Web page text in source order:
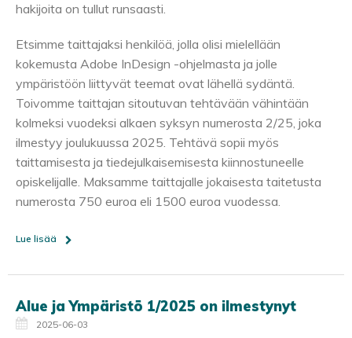
hakijoita on tullut runsaasti.
Etsimme taittajaksi henkilöä, jolla olisi mielellään
kokemusta Adobe InDesign -ohjelmasta ja jolle
ympäristöön liittyvät teemat ovat lähellä sydäntä.
Toivomme taittajan sitoutuvan tehtävään vähintään
kolmeksi vuodeksi alkaen syksyn numerosta 2/25, joka
ilmestyy joulukuussa 2025. Tehtävä sopii myös
taittamisesta ja tiedejulkaisemisesta kiinnostuneelle
opiskelijalle. Maksamme taittajalle jokaisesta taitetusta
numerosta 750 euroa eli 1500 euroa vuodessa.
Lue lisää
Alue ja Ympäristö 1/2025 on ilmestynyt
2025-06-03